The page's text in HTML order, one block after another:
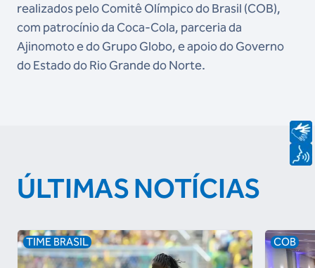
realizados pelo Comitê Olímpico do Brasil (COB),
com patrocínio da Coca-Cola, parceria da
Ajinomoto e do Grupo Globo, e apoio do Governo
do Estado do Rio Grande do Norte.
ÚLTIMAS NOTÍCIAS
TIME BRASIL COB